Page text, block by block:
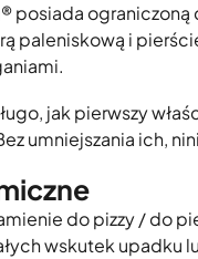
posiada
paleniskową i
jak pierwszy
umniejszania ich,
do pizzy / do
wskutek upadku